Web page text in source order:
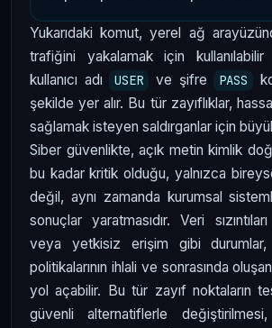
Yukarıdaki komut, yerel ağ
trafiğini yakalamak için
kullanıcı adı
USER ve şifre PASS
şekilde yer alır. Bu tür zayıflıklar,
sağlamak isteyen saldırganlar için
Siber güvenlikte, açık metin kimlik
bu kadar kritik olduğu, yalnızca
değil, aynı zamanda kurumsal
sonuçlar yaratmasıdır. Veri
veya yetkisiz erişim gibi
politikalarının ihlali ve sonrasında
yol açabilir. Bu tür zayıf noktaların
güvenli alternatiflerle